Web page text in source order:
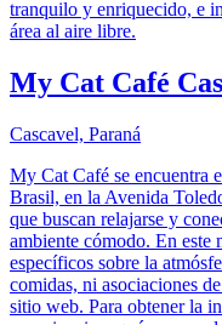
tranquilo y enriquecido, e
área al aire libre.
My Cat Café
Cascavel, Paraná
My Cat Café se encuentra
Brasil, en la Avenida
que buscan relajarse y
ambiente cómodo. En este
específicos sobre la
comidas, ni asociaciones
sitio web. Para obtener la